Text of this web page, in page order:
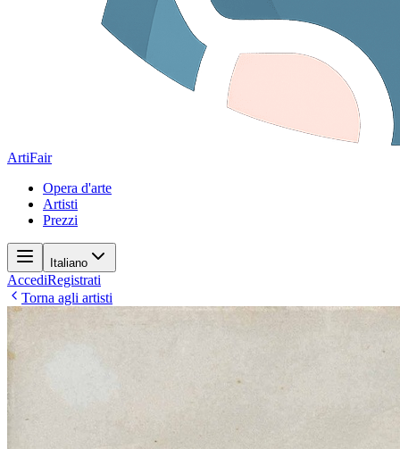
ArtiFair
Opera d'arte
Artisti
Prezzi
Italiano
AccediRegistrati
Torna agli artisti